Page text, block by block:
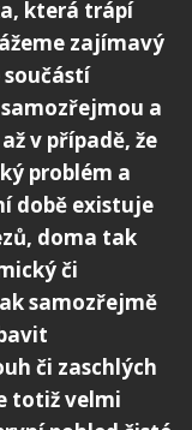
která trápí
zajímavý
a
v případě, že
problém a
době existuje
doma tak
či
samozřejmě
či zaschlých
totiž velmi